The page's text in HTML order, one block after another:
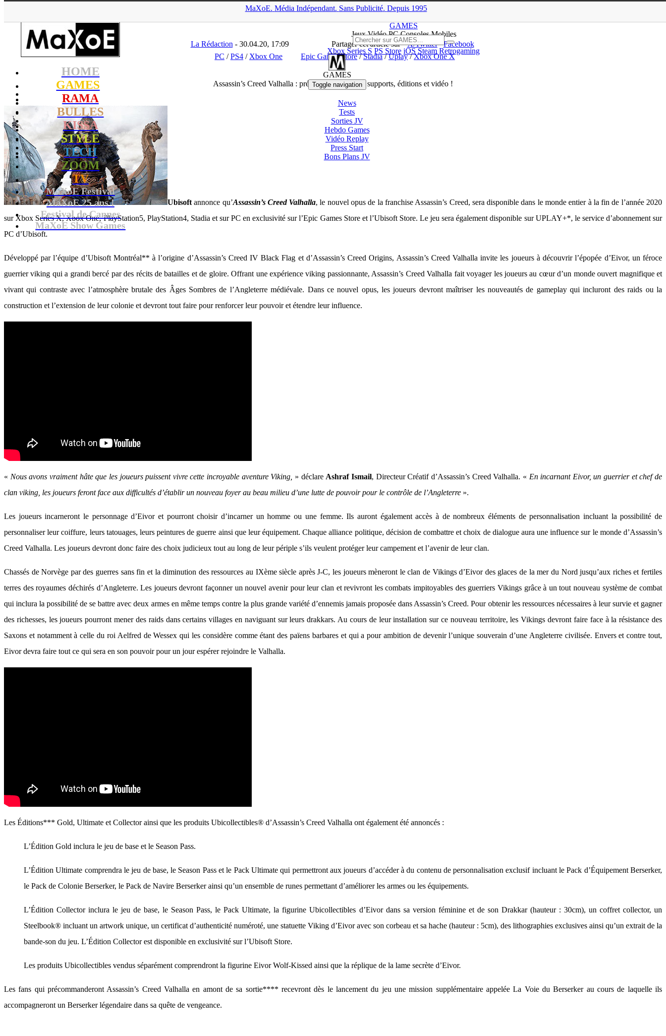
MaXoE. Média Indépendant. Sans Publicité. Depuis 1995
HOME
GAMES
RAMA
BULLES
KISSA
STYLE
TECH
ZOOM
TV
MaXoE Festival
MaXoE 25 ans !
Festival de Cannes
MaXoE Show Games
GAMES
JeuxVidéoPC Consoles Mobiles
Xbox Series S PS Store iOS Steam Retrogaming
GAMES
Toggle navigation
News
Tests
SortiesJV
Hebdo Games
Vidéo Replay
Press Start
Bons PlansJV
▲
La Rédaction - 30.04.20, 17:09 Partager cet article sur X/Twitter
Facebook
PC /PS4 / Xbox One Epic Games Store/Stadia/Uplay/Xbox One X
Assassin’s Creed Valhalla : présentation, sortie et supports, éditions et vidéo !
Ubisoft annonce qu’Assassin’s Creed Valhalla, le nouvel opus de la franchise Assassin’s Creed, sera disponible dans le monde entier à la fin de l’année 2020
sur Xbox Series X, Xbox One, PlayStation5, PlayStation4, Stadia et sur PC en exclusivité sur l’Epic Games Store et l’Ubisoft Store. Le jeu sera également disponible sur UPLAY+*, le service d’abonnement sur
PC d’Ubisoft.
Développé par l’équipe d’Ubisoft Montréal** à l’origine d’Assassin’s Creed IV Black Flag et d’Assassin’s Creed Origins, Assassin’s Creed Valhalla invite les joueurs à découvrir l’épopée d’Eivor, un féroce
guerrier viking qui a grandi bercé par des récits de batailles et de gloire. Offrant une expérience viking passionnante, Assassin’s Creed Valhalla fait voyager les joueurs au cœur d’un monde ouvert magnifique et
vivant qui contraste avec l’atmosphère brutale des Âges Sombres de l’Angleterre médiévale. Dans ce nouvel opus, les joueurs devront maîtriser les nouveautés de gameplay qui incluront des raids ou la
construction et l’extension de leur colonie et devront tout faire pour renforcer leur pouvoir et étendre leur influence.
« Nous avons vraiment hâte que les joueurs puissent vivre cette incroyable aventure Viking, » déclare Ashraf Ismail, Directeur Créatif d’Assassin’s Creed Valhalla. « En incarnant Eivor, un guerrier et chef de
clan viking, les joueurs feront face aux difficultés d’établir un nouveau foyer au beau milieu d’une lutte de pouvoir pour le contrôle de l’Angleterre ».
Les joueurs incarneront le personnage d’Eivor et pourront choisir d’incarner un homme ou une femme. Ils auront également accès à de nombreux éléments de personnalisation incluant la possibilité de
personnaliser leur coiffure, leurs tatouages, leurs peintures de guerre ainsi que leur équipement. Chaque alliance politique, décision de combattre et choix de dialogue aura une influence sur le monde d’Assassin’s
Creed Valhalla. Les joueurs devront donc faire des choix judicieux tout au long de leur périple s’ils veulent protéger leur campement et l’avenir de leur clan.
Chassés de Norvège par des guerres sans fin et la diminution des ressources au IXème siècle après J-C, les joueurs mèneront le clan de Vikings d’Eivor des glaces de la mer du Nord jusqu’aux riches et fertiles
terres des royaumes déchirés d’Angleterre. Les joueurs devront façonner un nouvel avenir pour leur clan et revivront les combats impitoyables des guerriers Vikings grâce à un tout nouveau système de combat
qui inclura la possibilité de se battre avec deux armes en même temps contre la plus grande variété d’ennemis jamais proposée dans Assassin’s Creed. Pour obtenir les ressources nécessaires à leur survie et gagner
des richesses, les joueurs pourront mener des raids dans certains villages en naviguant sur leurs drakkars. Au cours de leur installation sur ce nouveau territoire, les Vikings devront faire face à la résistance des
Saxons et notamment à celle du roi Aelfred de Wessex qui les considère comme étant des païens barbares et qui a pour ambition de devenir l’unique souverain d’une Angleterre civilisée. Envers et contre tout,
Eivor devra faire tout ce qui sera en son pouvoir pour un jour espérer rejoindre le Valhalla.
Les Éditions*** Gold, Ultimate et Collector ainsi que les produits Ubicollectibles® d’Assassin’s Creed Valhalla ont également été annoncés :
L’Édition Gold inclura le jeu de base et le Season Pass.
L’Édition Ultimate comprendra le jeu de base, le Season Pass et le Pack Ultimate qui permettront aux joueurs d’accéder à du contenu de personnalisation exclusif incluant le Pack d’Équipement Berserker,
le Pack de Colonie Berserker, le Pack de Navire Berserker ainsi qu’un ensemble de runes permettant d’améliorer les armes ou les équipements.
L’Édition Collector inclura le jeu de base, le Season Pass, le Pack Ultimate, la figurine Ubicollectibles d’Eivor dans sa version féminine et de son Drakkar (hauteur : 30cm), un coffret collector, un
Steelbook® incluant un artwork unique, un certificat d’authenticité numéroté, une statuette Viking d’Eivor avec son corbeau et sa hache (hauteur : 5cm), des lithographies exclusives ainsi qu’un extrait de la
bande-son du jeu. L’Édition Collector est disponible en exclusivité sur l’Ubisoft Store.
Les produits Ubicollectibles vendus séparément comprendront la figurine Eivor Wolf-Kissed ainsi que la réplique de la lame secrète d’Eivor.
Les fans qui précommanderont Assassin’s Creed Valhalla en amont de sa sortie**** recevront dès le lancement du jeu une mission supplémentaire appelée La Voie du Berserker au cours de laquelle ils
accompagneront un Berserker légendaire dans sa quête de vengeance.